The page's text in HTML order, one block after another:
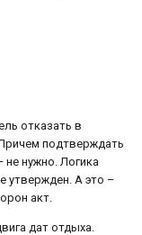
отказать в
подтверждать
нужно. Логика
утвержден. А это –
акт.
дат отдыха.